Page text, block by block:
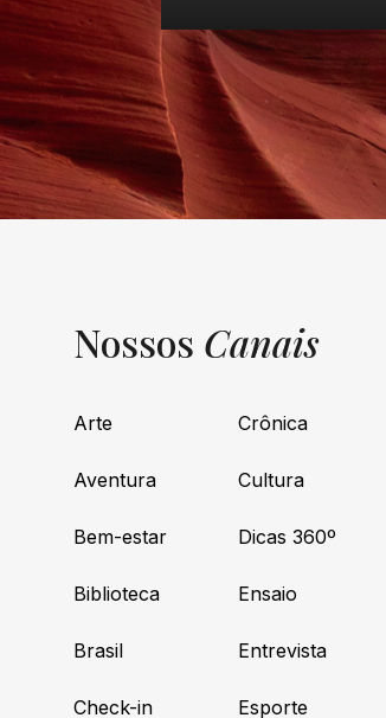
Nossos Canais
Arte
Aventura
Bem-estar
Biblioteca
Brasil
Check-in
Crônica
Cultura
Dicas 360º
Ensaio
Entrevista
Esporte